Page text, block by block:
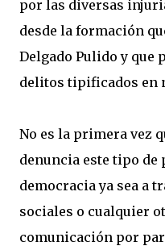
por las diversas
desde la formación
Delgado Pulido y
delitos tipificados en
No es la primera vez
denuncia este tipo de
democracia ya sea a
sociales o cualquier
comunicación por